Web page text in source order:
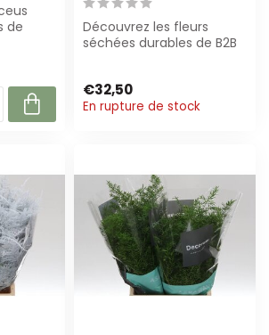
de
Découvrez les fleurs
séchées durables de B2B
€32,50
En rupture de stock